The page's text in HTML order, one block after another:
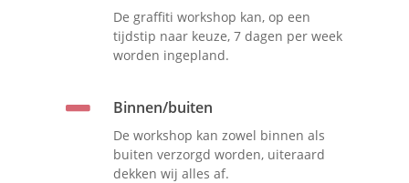
De graffiti workshop kan, op een
tijdstip naar keuze, 7 dagen per week
worden ingepland.
Binnen/buiten
De workshop kan zowel binnen als
buiten verzorgd worden, uiteraard
dekken wij alles af.